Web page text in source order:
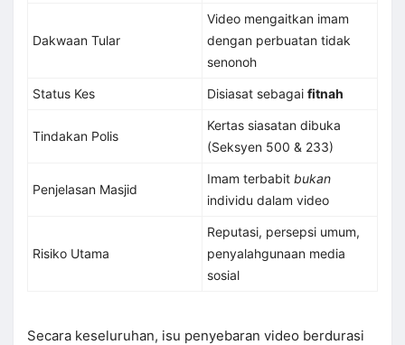
Dakwaan Tular
Video mengaitkan imam
dengan perbuatan tidak
senonoh
Status Kes Disiasat sebagai fitnah
Tindakan Polis
Kertas siasatan dibuka
(Seksyen 500 & 233)
Penjelasan Masjid
Imam terbabit bukan
individu dalam video
Risiko Utama
Reputasi, persepsi umum,
penyalahgunaan media
sosial
Secara keseluruhan, isu penyebaran video berdurasi